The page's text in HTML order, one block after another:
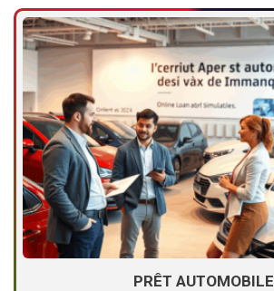
PRÊT AUTOMOBILE